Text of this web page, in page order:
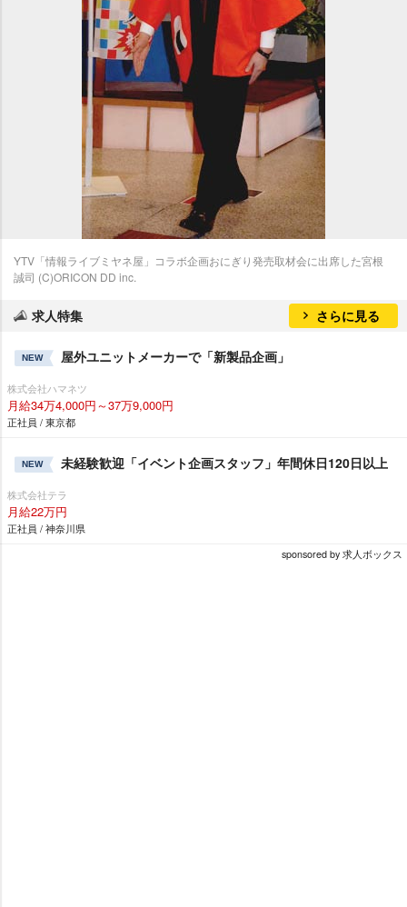
YTV「情報ライブミヤネ屋」コラボ企画おにぎり発売取材会に出席した宮根
誠司 (C)ORICON DD inc.
求人特集 さらに見る
NEW 屋外ユニットメーカーで「新製品企画」
株式会社ハマネツ
月給34万4,000円～37万9,000円
正社員 / 東京都
NEW 未経験歓迎「イベント企画スタッフ」年間休日120日以上
株式会社テラ
月給22万円
正社員 / 神奈川県
sponsored by 求人ボックス